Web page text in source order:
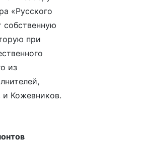
«Русского
собственную
при
из
и Кожевников.